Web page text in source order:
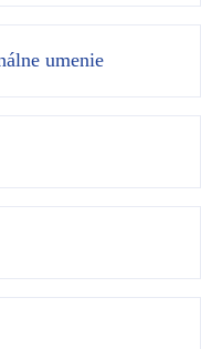
umenie